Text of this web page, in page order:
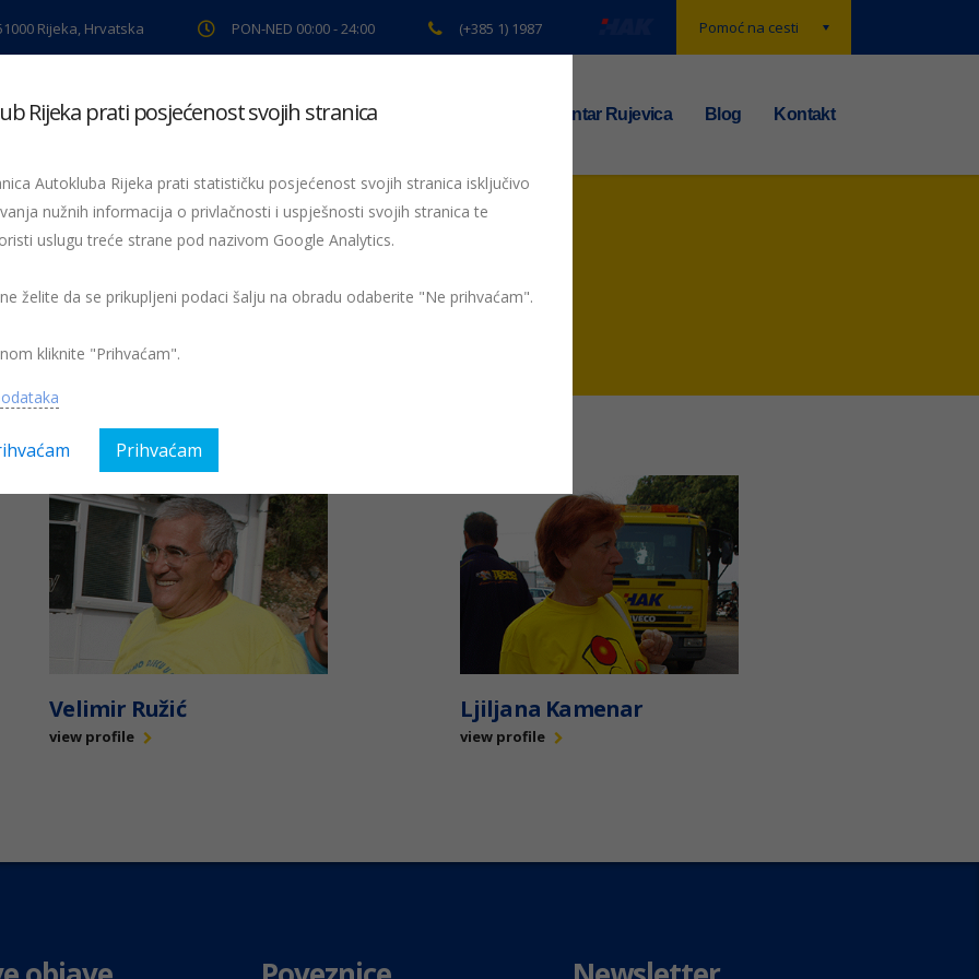
Pomoć na cesti
Rijeka, Hrvatska PON-NED 00:00 - 24:00 (+385 1) 1987
pregled Pomoć na cesti Servis Preventiva TS centar Rujevica Blog Kontakt
Velimir Ružić
view profile
Ljiljana Kamenar
view profile
Rijeka prati posjećenost svojih stranica
Autokluba Rijeka prati statističku posjećenost svojih stranica isključivo
nužnih informacija o privlačnosti i uspješnosti svojih stranica te
uslugu treće strane pod nazivom Google Analytics.
želite da se prikupljeni podaci šalju na obradu odaberite "Ne prihvaćam".
kliknite "Prihvaćam".
Prihvaćam